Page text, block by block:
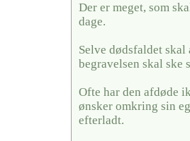
Der er meget, som
dage.
Selve dødsfaldet
begravelsen skal ske
Ofte har den afdøde
ønsker omkring sin
efterladt.